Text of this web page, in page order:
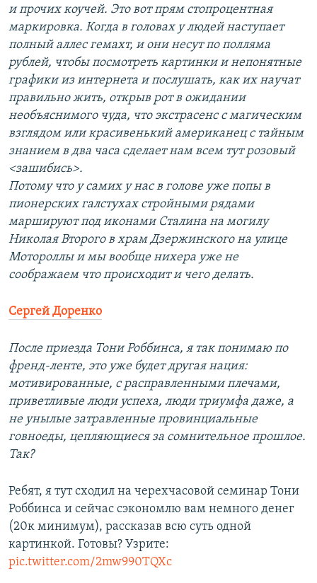
и прочих коучей. Это вот прям стопроцентная
маркировка. Когда в головах у людей наступает
полный аллес гемахт, и они несут по полляма
рублей, чтобы посмотреть картинки и непонятные
графики из интернета и послушать, как их научат
правильно жить, открыв рот в ожидании
необъяснимого чуда, что экстрасенс с магическим
взглядом или красивенький американец с тайным
знанием в два часа сделает нам всем тут розовый
<зашибись>.
Потому что у самих у нас в голове уже попы в
пионерских галстухах стройными рядами
маршируют под иконами Сталина на могилу
Николая Второго в храм Дзержинского на улице
Мотороллы и мы вообще нихера уже не
соображаем что происходит и чего делать.
Сергей Доренко
После приезда Тони Роббинса, я так понимаю по
френд-ленте, это уже будет другая нация:
мотивированные, с расправленными плечами,
приветливые люди успеха, люди триумфа даже, а
не унылые затравленные провинциальные
говноеды, цепляющиеся за сомнительное прошлое.
Так?
Ребят, я тут сходил на черехчасовой семинар Тони
Роббинса и сейчас сэкономлю вам немного денег
(20к минимум), рассказав всю суть одной
картинкой. Готовы? Узрите:
pic.twitter.com/2mw990TQXc